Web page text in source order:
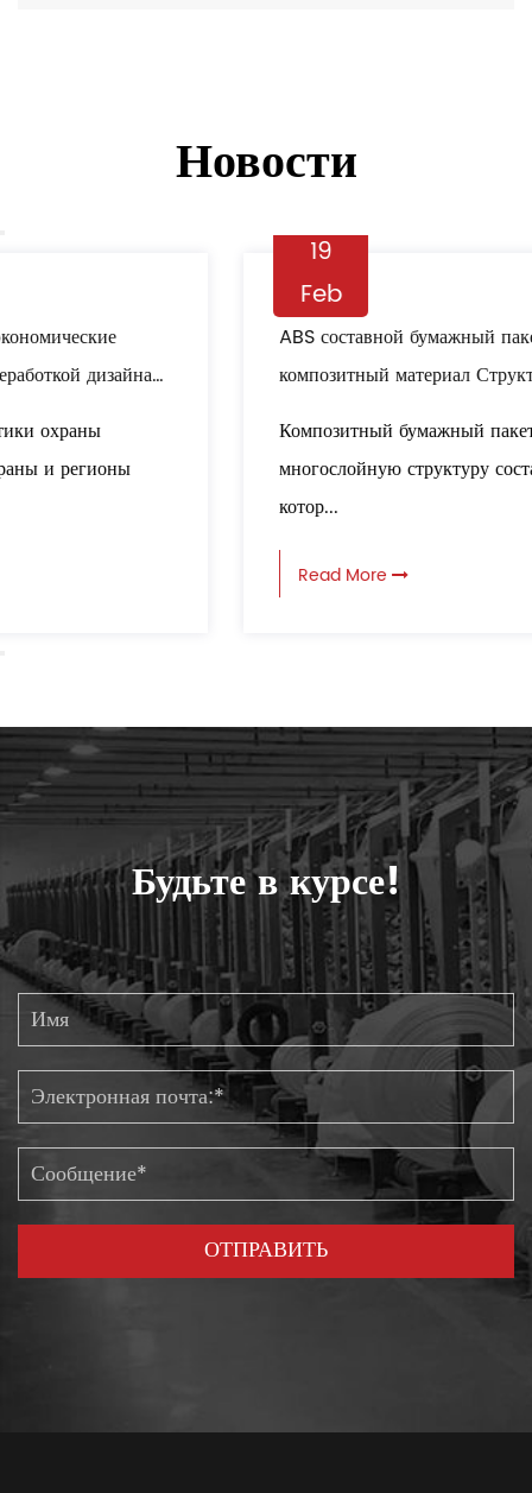
Новости
ABS составной бумажный пакет многослойный
композитный материал Структура: Все
Композитный бумажный пакет ABS принимает
многослойную структуру составного материала,
Будьте в курсе!